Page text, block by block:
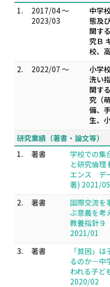
1.
2017/04 ～
2023/03
中学
態及
関す
究Ｂ
校、
2.
2022/07 ～
小学
洗い
関す
究（
備、
生、
研究業績（著書・論文等）
1.
著書
学校での集
と研究倫理
エンス デ
著) 2021/05
2.
著書
国際交流を
ぶ意義を考
教養指針
2021/01
3.
著書
「貧困」
るのか－中
われる子ど
2020/02